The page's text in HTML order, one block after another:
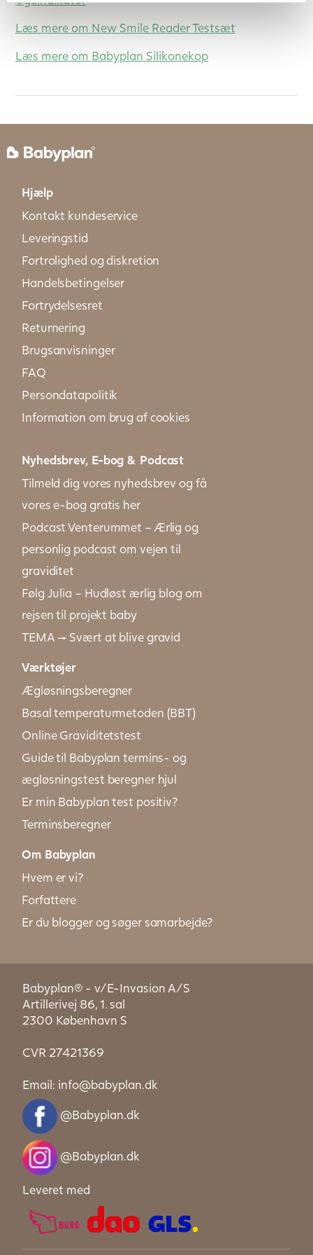
Læs mere om New Smile Reader Testsæt
Læs mere om Babyplan Silikonekop
Hjælp
Kontakt kundeservice
Leveringstid
Fortrolighed og diskretion
Handelsbetingelser
Fortrydelsesret
Returnering
Brugsanvisninger
FAQ
Persondatapolitik
Information om brug af cookies
Nyhedsbrev, E-bog & Podcast
Tilmeld dig vores nyhedsbrev og få
vores e-bog gratis her
Podcast Venterummet – Ærlig og
personlig podcast om vejen til
graviditet
Følg Julia – Hudløst ærlig blog om
rejsen til projekt baby
TEMA → Svært at blive gravid
Værktøjer
Ægløsningsberegner
Basal temperaturmetoden (BBT)
Online Graviditetstest
Guide til Babyplan termins- og
ægløsningstest beregner hjul
Er min Babyplan test positiv?
Terminsberegner
Om Babyplan
Hvem er vi?
Forfattere
Er du blogger og søger samarbejde?
Babyplan® - v/E-Invasion A/S
Artillerivej 86, 1. sal
2300 København S
CVR 27421369
Email: info@babyplan.dk
@Babyplan.dk
@Babyplan.dk
Leveret med